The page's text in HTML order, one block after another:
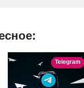
Telegram